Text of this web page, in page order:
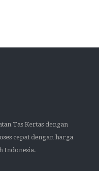
Tas Kertas dengan
cepat dengan harga
Indonesia.